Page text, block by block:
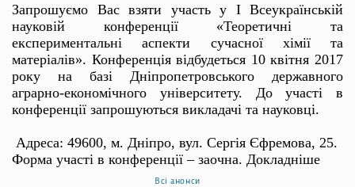
Запрошуємо Вас взяти участь у I Всеукраїнській
науковій конференції «Теоретичні та
експериментальні аспекти сучасної хімії та
матеріалів». Конференція відбудеться 10 квітня 2017
року на базі Дніпропетровського державного
аграрно-економічного університету. До участі в
конференції запрошуються викладачі та науковці.
Адреса: 49600, м. Дніпро, вул. Сергія Єфремова, 25.
Форма участі в конференції – заочна. Докладніше
Всі анонси